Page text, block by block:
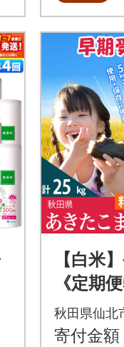
【白米
《定期
たこま
nk-
秋田県仙北
寄付金額